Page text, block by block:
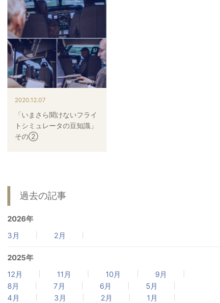
お問い合わせ
病院関係者の方
自治体関係者の方
設計及び建築関係者の方
2020.12.07
「いまさら聞けないフライ
トシミュレータの豆知識」
その②
過去の記事
2026年
3月
2月
2025年
12月
11月 10月
9月
8月
7月 6月
5月
4月
3月 2月 1月